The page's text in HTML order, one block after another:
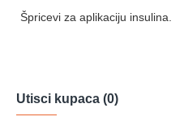
Špricevi za aplikaciju insulina.
Utisci kupaca (0)